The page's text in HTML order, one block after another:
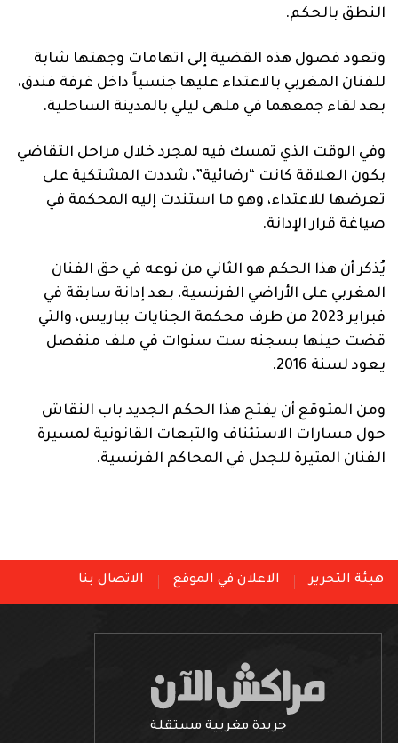
النطق بالحكم.
وتعود فصول هذه القضية إلى اتهامات وجهتها شابة
للفنان المغربي بالاعتداء عليها جنسياً داخل غرفة فندق،
بعد لقاء جمعهما في ملهى ليلي بالمدينة الساحلية.
وفي الوقت الذي تمسك فيه لمجرد خلال مراحل التقاضي
بكون العلاقة كانت “رضائية”، شددت المشتكية على
تعرضها للاعتداء، وهو ما استندت إليه المحكمة في
صياغة قرار الإدانة.
يُذكر أن هذا الحكم هو الثاني من نوعه في حق الفنان
المغربي على الأراضي الفرنسية، بعد إدانة سابقة في
فبراير 2023 من طرف محكمة الجنايات بباريس، والتي
قضت حينها بسجنه ست سنوات في ملف منفصل
يعود لسنة 2016.
ومن المتوقع أن يفتح هذا الحكم الجديد باب النقاش
حول مسارات الاستئناف والتبعات القانونية لمسيرة
الفنان المثيرة للجدل في المحاكم الفرنسية.
هيئة التحرير الاعلان في الموقع الاتصال بنا
جريدة مغربية مستقلة